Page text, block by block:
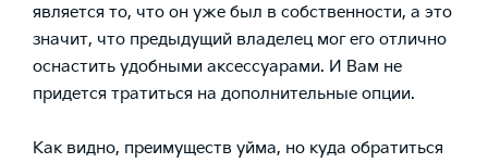
является то, что он уже был в собственности, а это
значит, что предыдущий владелец мог его отлично
оснастить удобными аксессуарами. И Вам не
придется тратиться на дополнительные опции.
Как видно, преимуществ уйма, но куда обратиться